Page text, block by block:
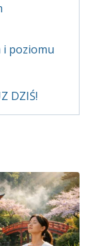
i poziomu
DZIŚ!